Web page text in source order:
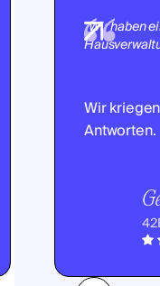
"Wir haben
Wir
Antworten.
42